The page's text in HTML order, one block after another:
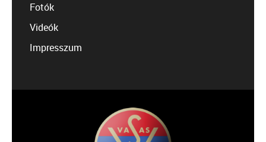
Fotók
Videók
Impresszum